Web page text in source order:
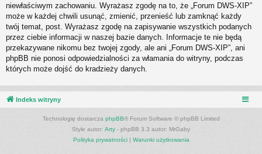
niewłaściwym zachowaniu. Wyrażasz zgodę na to, że „Forum DWS-XIP”
może w każdej chwili usunąć, zmienić, przenieść lub zamknąć każdy
twój temat, post. Wyrażasz zgodę na zapisywanie wszystkich podanych
przez ciebie informacji w naszej bazie danych. Informacje te nie będą
przekazywane nikomu bez twojej zgody, ale ani „Forum DWS-XIP”, ani
phpBB nie ponosi odpowiedzialności za włamania do witryny, podczas
których może dojść do kradzieży danych.
Indeks witryny
Technologię dostarcza phpBB® Forum Software © phpBB Limited
Style autor: Arty - phpBB 3.3 autor: MrGaby
Polityka prywatności| Warunki użytkowania